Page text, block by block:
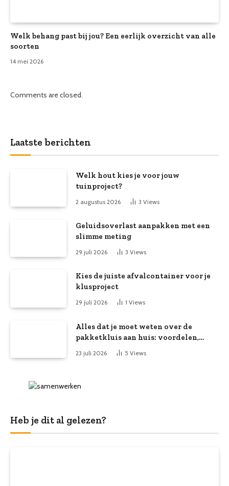
Welk behang past bij jou? Een eerlijk overzicht van alle
soorten
14 mei 2026
Comments are closed.
Laatste berichten
Welk hout kies je voor jouw
tuinproject?
2 augustus 2026 3 Views
Geluidsoverlast aanpakken met een
slimme meting
29 juli 2026 3 Views
Kies de juiste afvalcontainer voor je
klusproject
29 juli 2026 1 Views
Alles dat je moet weten over de
pakketkluis aan huis: voordelen,
kooptips en belang
23 juli 2026 5 Views
Heb je dit al gelezen?